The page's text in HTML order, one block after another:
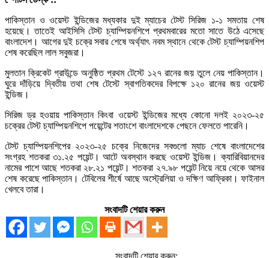
পাকিস্তান ও ওয়েস্ট ইন্ডিজের মধ্যকার দুই ম্যাচের টেস্ট সিরিজ ১-১ সমতায় শেষ
হয়েছে। তাতেই আইসিসি টেস্ট চ্যাম্পিয়নশিপে প্রথমবারের মতো সাতে উঠে এসেছে
বাংলাদেশ। আগের দুই চক্রে সবার শেষে অর্থ্যাৎ নবম স্থানে থেকে টেস্ট চ্যাম্পিয়নশিপ
শেষ করেছিল লাল সবুজরা।
মুলতান ক্রিকেট গ্রাউন্ডে অনুষ্ঠিত প্রথম টেস্টে ১২৭ রানের জয় তুলে নেয় পাকিস্তান।
ঘুরে দাঁড়িয়ে দ্বিতীয় তথা শেষ টেস্টে স্বাগতিকদের বিপক্ষে ১২০ রানের জয় ওয়েস্ট
ইন্ডিজ।
সিরিজ ড্র হওয়ায় পাকিস্তান কিংবা ওয়েস্ট ইন্ডিজের মধ্যে কোনো দলই ২০২৩-২৫
চক্রের টেস্ট চ্যাম্পিয়নশিপে পয়েন্টের শতাংশে বাংলাদেশকে পেছনে ফেলতে পারেনি।
টেস্ট চ্যাম্পিয়নশিপের ২০২৩-২৫ চক্রে নিজেদের সবগুলো ম্যাচ শেষে বাংলাদেশের
সংগ্রহ শতকরা ৩১.২৫ পয়েন্ট। আটে অবস্থান করছে ওয়েস্ট ইন্ডিজ। ক্যারিবিয়ানদের
নামের পাশে আছে শতকরা ২৮.২১ পয়েন্ট। শতকরা ২৭.৯৮ পয়েন্ট নিয়ে নয়ে থেকে আসর
শেষ করেছে পাকিস্তান। টেবিলের শীর্ষে আছে অস্ট্রেলিয়া ও দক্ষিণ আফ্রিকা। ফাইনাল
খেলবে তারা।
সংবাদটি শেয়ার করুন
সংবাদটি শেয়ার করুন: